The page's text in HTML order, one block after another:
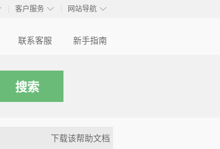
◇
客户服务 ◇
网站导航
联系客服 新手指南
下载该帮助文档